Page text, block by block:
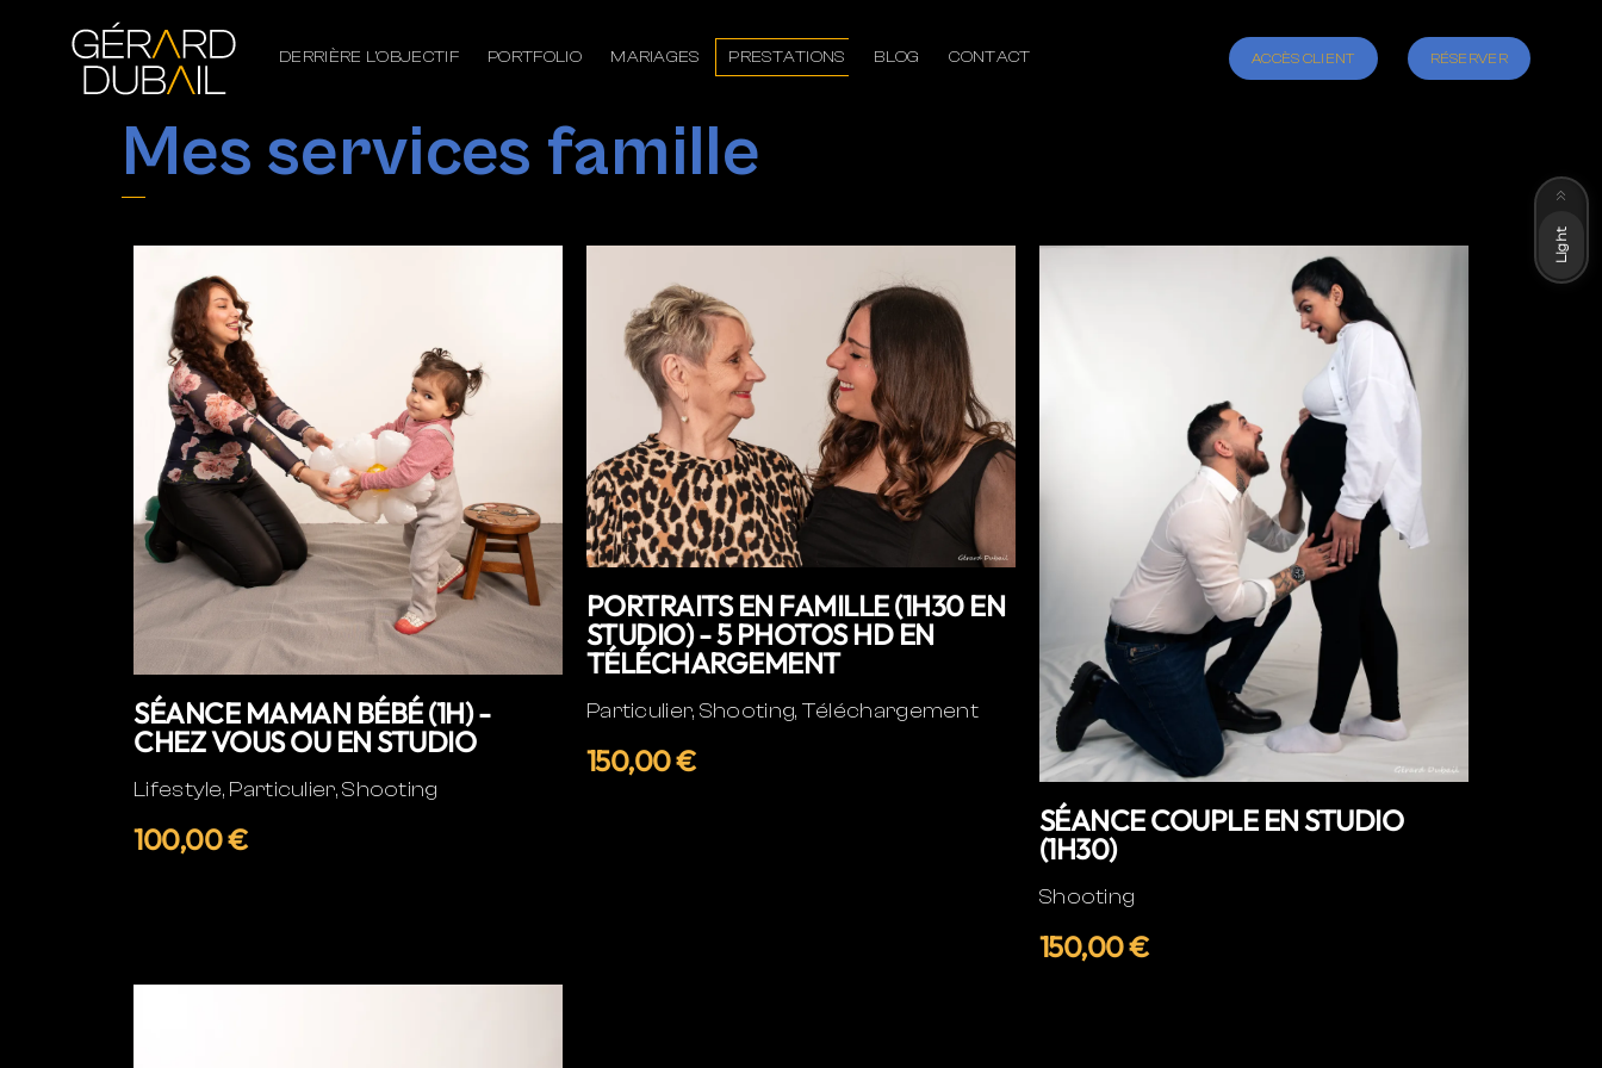
DERRIÈRE L’OBJECTIF PORTFOLIO MARIAGES PRESTATIONS BLOG CONTACT ACCÈS CLIENT RÉSERVER
Mes services famille
SÉANCE MAMAN BÉBÉ (1H) -
CHEZ VOUS OU EN STUDIO
Lifestyle, Particulier, Shooting
100,00 €
PORTRAITS EN FAMILLE (1H30 EN
STUDIO) - 5 PHOTOS HD EN
TÉLÉCHARGEMENT
Particulier, Shooting, Téléchargement
150,00 €
SÉANCE COUPLE EN STUDIO
(1H30)
Shooting
150,00 €
Light
Dark